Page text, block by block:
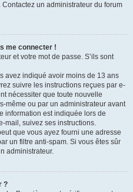
un administrateur du forum
me connecter !
et votre mot de passe. S’ils sont
avez indiqué avoir moins de 13 ans
suivre les instructions reçues par e-
nécessiter que toute nouvelle
même ou par un administrateur avant
information est indiquée lors de
mail, suivez ses instructions.
que vous ayez fourni une adresse
un filtre anti-spam. Si vous êtes sûr
administrateur.
?